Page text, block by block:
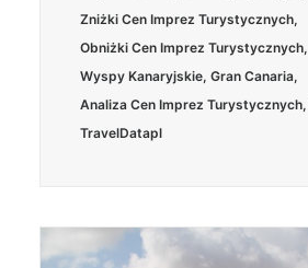
Zniżki Cen Imprez Turystycznych,
Obniżki Cen Imprez Turystycznych,
Wyspy Kanaryjskie, Gran Canaria,
Analiza Cen Imprez Turystycznych,
TravelDatapl